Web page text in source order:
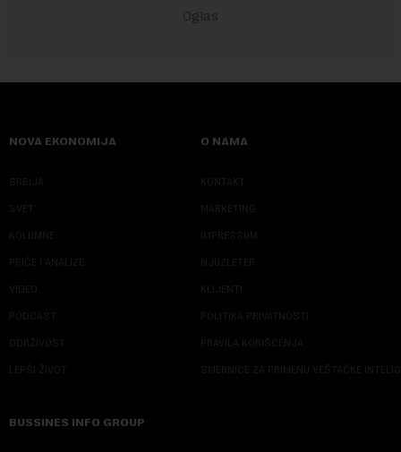
NOVA EKONOMIJA
SRBIJA
SVET
KOLUMNE
PRIČE I ANALIZE
VIDEO
PODCAST
ODRŽIVOST
LEPŠI ŽIVOT
O NAMA
KONTAKT
MARKETING
IMPRESSUM
NJUZLETER
KLIJENTI
POLITIKA PRIVATNOSTI
PRAVILA KORIŠĆENJA
SMERNICE ZA PRIMENU VEŠTAČKE
BUSSINES INFO GROUP